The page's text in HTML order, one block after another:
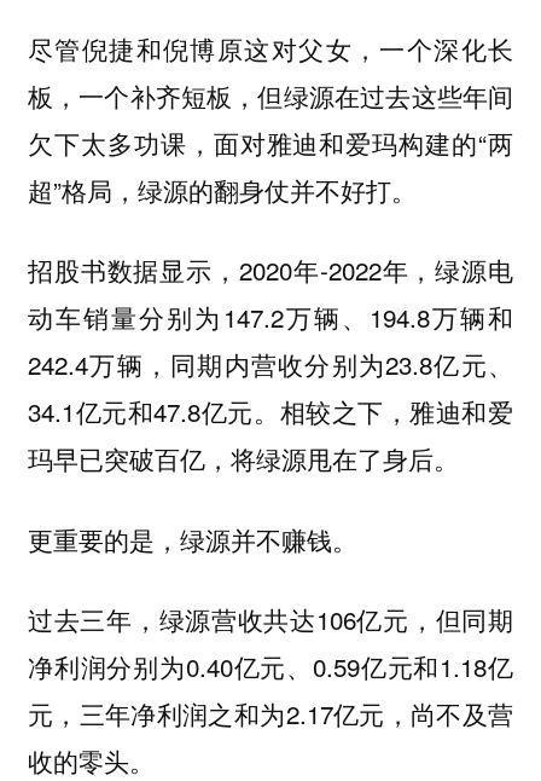
尽管倪捷和倪博原这对父女，一个深化长
板，一个补齐短板，但绿源在过去这些年间
欠下太多功课，面对雅迪和爱玛构建的“两
超”格局，绿源的翻身仗并不好打。
招股书数据显示，2020年-2022年，绿源电
动车销量分别为147.2万辆、194.8万辆和
242.4万辆，同期内营收分别为23.8亿元、
34.1亿元和47.8亿元。相较之下，雅迪和爱
玛早已突破百亿，将绿源甩在了身后。
更重要的是，绿源并不赚钱。
过去三年，绿源营收共达106亿元，但同期
净利润分别为0.40亿元、0.59亿元和1.18亿
元，三年净利润之和为2.17亿元，尚不及营
收的零头。